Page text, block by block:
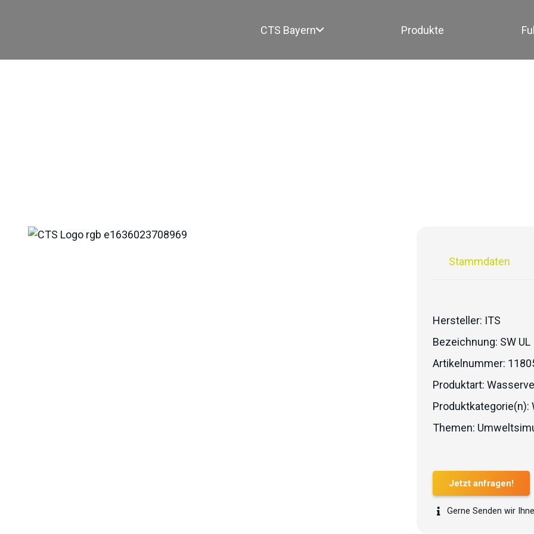
CTS Bayern Produkte
Stammdaten
Hersteller: ITS
Bezeichnung: SW UL
Artikelnummer:
Produktart:
Produktkategorie(n):
Themen:
Jetzt anfragen!
Gerne Senden wir